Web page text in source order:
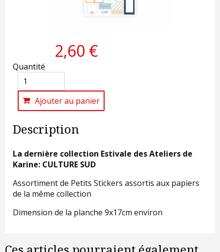
2,60 €
Quantité
Ajouter au panier
Description
La dernière collection Estivale des Ateliers de
Karine: CULTURE SUD
Assortiment de Petits Stickers assortis aux papiers
de la même collection
Dimension de la planche 9x17cm environ